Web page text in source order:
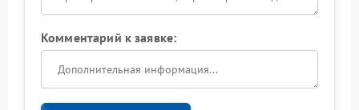
Комментарий к заявке: